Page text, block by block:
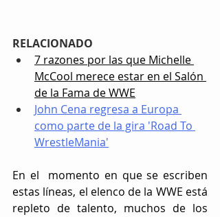
RELACIONADO
7 razones por las que Michelle
McCool merece estar en el Salón
de la Fama de WWE
John Cena regresa a Europa
como parte de la gira 'Road To
WrestleMania'
En el  momento en que se escriben
estas líneas, el elenco de la WWE está
repleto de talento, muchos de los